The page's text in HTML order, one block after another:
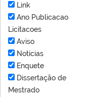
Link
Ano Publicacao
Licitacoes
Aviso
Notícias
Enquete
Dissertação de
Mestrado